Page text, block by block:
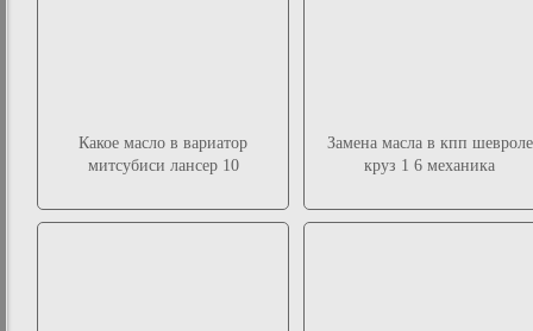
Какое масло в вариатор
митсубиси лансер 10
Замена масла в кпп шевроле
круз 1 6 механика